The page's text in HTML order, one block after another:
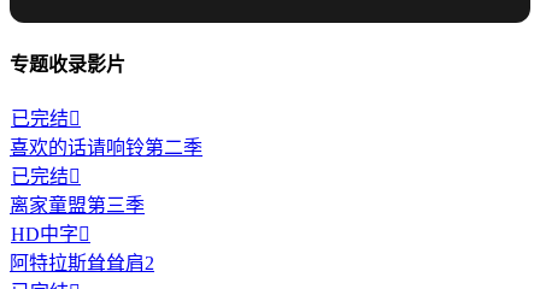
专题收录影片
已完结
喜欢的话请响铃第二季
已完结
离家童盟第三季
HD中字
阿特拉斯耸耸肩2